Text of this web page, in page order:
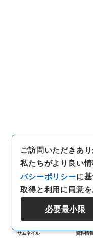
サムネイル 資料情
ご訪問いただきあ
私たちがより良い
バシーポリシーに
取得と利用に同意を
必要最小限